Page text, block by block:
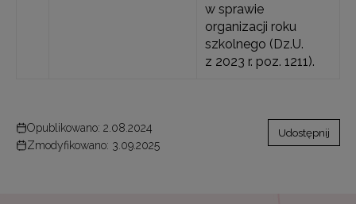
w sprawie
organizacji roku
szkolnego (Dz.U.
z 2023 r. poz. 1211).
Opublikowano: 2.08.2024
Zmodyfikowano: 3.09.2025
Udostępnij